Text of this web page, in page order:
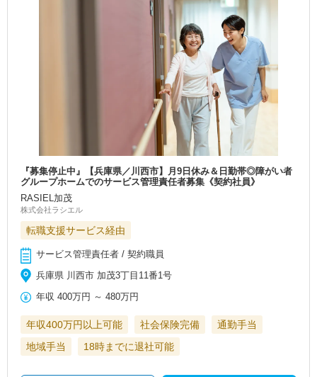
『募集停止中』【兵庫県／川西市】月9日休み＆日勤帯◎障がい者
グループホームでのサービス管理責任者募集《契約社員》
RASIEL加茂
株式会社ラシエル
転職支援サービス経由
サービス管理責任者 / 契約職員
兵庫県 川西市 加茂3丁目11番1号
年収 400万円 ～480万円
年収400万円以上可能 社会保険完備
通勤手当
地域手当
18時までに退社可能